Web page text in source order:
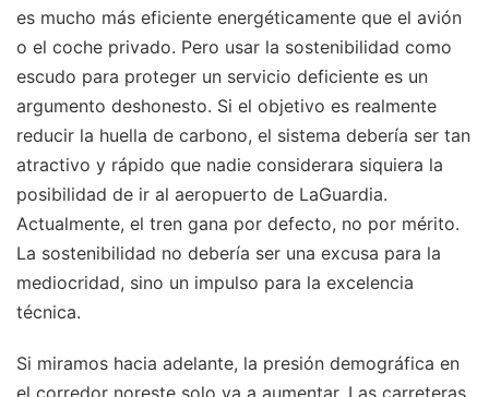
es mucho más eficiente energéticamente que el avión
o el coche privado. Pero usar la sostenibilidad como
escudo para proteger un servicio deficiente es un
argumento deshonesto. Si el objetivo es realmente
reducir la huella de carbono, el sistema debería ser tan
atractivo y rápido que nadie considerara siquiera la
posibilidad de ir al aeropuerto de LaGuardia.
Actualmente, el tren gana por defecto, no por mérito.
La sostenibilidad no debería ser una excusa para la
mediocridad, sino un impulso para la excelencia
técnica.
Si miramos hacia adelante, la presión demográfica en
el corredor noreste solo va a aumentar. Las carreteras